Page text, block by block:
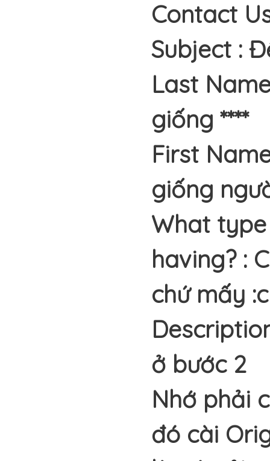
Contact
Subject :
Last
giống ****
First
giống
What
having? :
chứ mấy
ở bước 2
Nhớ phải
đó cài